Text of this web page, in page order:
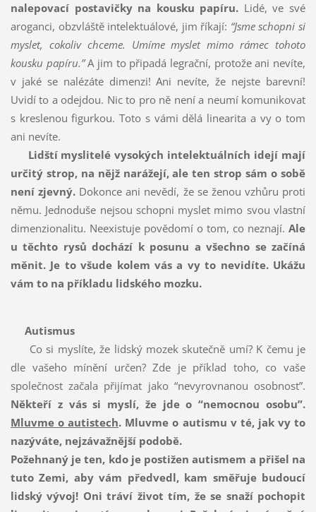
nalepovací postavičky na kousku papíru. Lidé, ve své
aroganci, obzvláště intelektuálové, jim říkají: “Jsme schopni si
myslet, cokoliv chceme. Umíme myslet mimo rámec tohoto
kousku papíru.”A jim to připadá legrační, protože ani nevíte,
v jaké se nalézáte dimenzi! Ani nevíte, že nejste barevní!
Uvidí to a odejdou. Nic to pro ně není a neumí komunikovat
s kreslenou figurkou. Toto s vámi dělá linearita a vy o tom
ani nevíte.
Lidští myslitelé vysokých intelektuálních idejí mají
určitý strop, na nějž narážejí, ale ten strop sám o sobě
není zjevný. Dokonce ani nevědí, že se ženou vzhůru proti
němu. Jednoduše nejsou schopni myslet mimo svou vlastní
dimenzionalitu. Neexistuje povědomí o tom, co neznají.Ale
u těchto rysů dochází k posunu a všechno se začíná
měnit. Je to všude kolem vás a vy to nevidíte. Ukážu
vám to na příkladu lidského mozku.
Autismus
Co si myslíte, že lidský mozek skutečně umí? K čemu je
dle vašeho mínění určen? Zde je příklad toho, co vaše
společnost začala přijímat jako “nevyrovnanou osobnost”.
Někteří z vás si myslí, že jde o “nemocnou osobu”.
Mluvme o autistech. Mluvmeo autismu v té, jak vy to
nazýváte, nejzávažnější podobě.
Požehnaný je ten, kdo je postižen autismem a přišel na
tuto Zemi, aby vám předvedl, kam směřuje budoucí
lidský vývoj! Oni tráví život tím, že se snaží pochopit